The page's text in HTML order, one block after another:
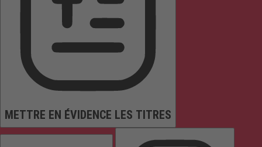
METTRE EN ÉVIDENCE LES TITRES